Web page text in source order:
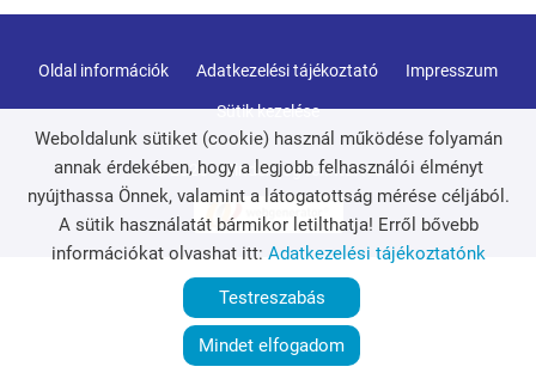
© 2026 - Minden jog fenntartva
Oldal információk Adatkezelési tájékoztató Impresszum
Sütik kezelése
Mindet elfogadom
Testreszabás
Weboldalunk sütiket (cookie) használ működése folyamán
annak érdekében, hogy a legjobb felhasználói élményt
nyújthassa Önnek, valamint a látogatottság mérése céljából.
A sütik használatát bármikor letilthatja! Erről bővebb
információkat olvashat itt: Adatkezelési tájékoztatónk